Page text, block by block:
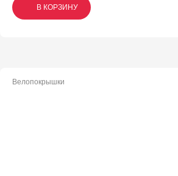
В КОРЗИНУ
В КОРЗИНУ
В КОРЗИНУ
Велопокрышки